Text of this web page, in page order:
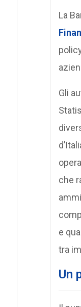
La
Gli
che
e
tra
Un